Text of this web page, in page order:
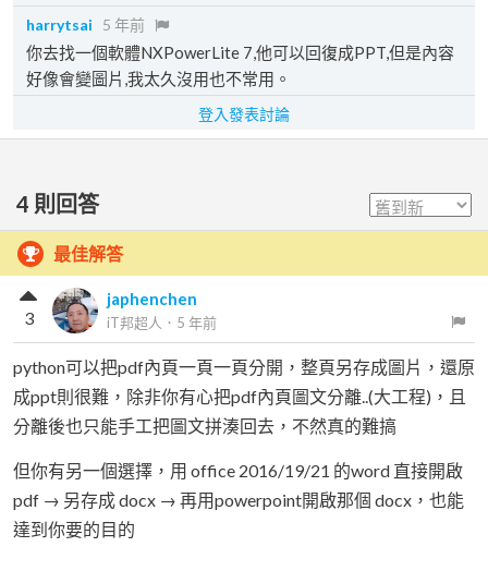
harrytsai 5 年前
你去找一個軟體NXPowerLite 7,他可以回復成PPT,但是內容
好像會變圖片,我太久沒用也不常用。
登入發表討論
4 則回答
最佳解答
japhenchen
iT邦超人 ． 5 年前
3
python可以把pdf內頁一頁一頁分開，整頁另存成圖片，還原
成ppt則很難，除非你有心把pdf內頁圖文分離..(大工程)，且
分離後也只能手工把圖文拼湊回去，不然真的難搞
但你有另一個選擇，用 office 2016/19/21 的word 直接開啟
pdf → 另存成 docx → 再用powerpoint開啟那個 docx，也能
達到你要的目的